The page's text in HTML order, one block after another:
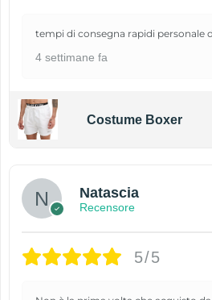
tempi di consegna rapidi personale
4 settimane fa
Costume Boxer
Natascia
Recensore
5/5